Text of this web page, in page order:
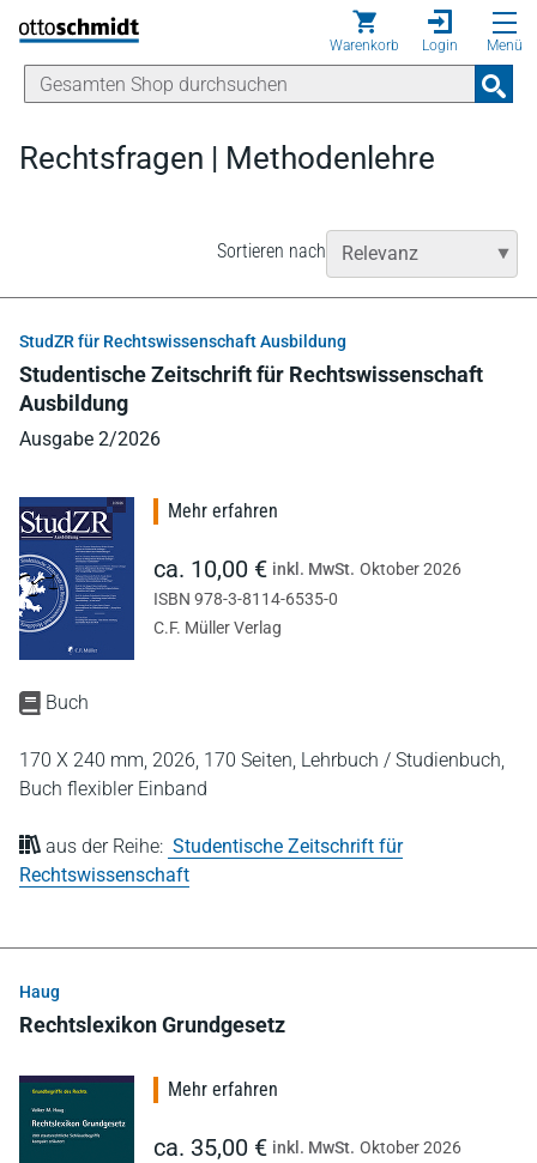
Direkt zum Inhalt
Warenkorb Login Menü
Rechtsfragen | Methodenlehre
Sortieren nach
StudZR für Rechtswissenschaft Ausbildung
Studentische Zeitschrift für Rechtswissenschaft
Ausbildung
Ausgabe 2/2026
Buch
170 X 240 mm, 2026, 170 Seiten, Lehrbuch / Studienbuch,
Buch flexibler Einband
aus der Reihe: Studentische Zeitschrift für
Rechtswissenschaft
Mehr erfahren
ca. 10,00 € inkl. MwSt. Oktober 2026
ISBN 978-3-8114-6535-0
C.F. Müller Verlag
Haug
Rechtslexikon Grundgesetz
Mehr erfahren
ca. 35,00 € inkl. MwSt. Oktober 2026